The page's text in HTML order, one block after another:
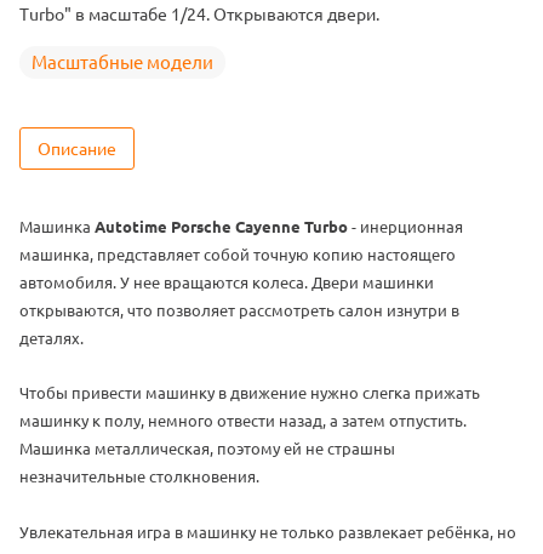
Turbo" в масштабе 1/24. Открываются двери.
Масштабные модели
Описание
Машинка Autotime Porsche Cayenne Turbo- инерционная
машинка, представляет собой точную копию настоящего
автомобиля.У нее вращаются колеса. Двери машинки
открываются, что позволяет рассмотреть салон изнутри в
деталях.
Чтобы привести машинку в движение нужно слегка прижать
машинку к полу, немного отвести назад, а затем отпустить.
Машинка металлическая, поэтому ей не страшны
незначительные столкновения.
Увлекательная игра в машинку не только развлекает ребёнка, но